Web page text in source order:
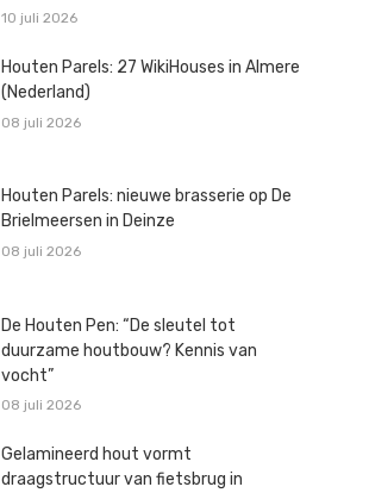
10 juli 2026
Houten Parels: 27 WikiHouses in Almere
(Nederland)
08 juli 2026
Houten Parels: nieuwe brasserie op De
Brielmeersen in Deinze
08 juli 2026
De Houten Pen: “De sleutel tot
duurzame houtbouw? Kennis van
vocht”
08 juli 2026
Gelamineerd hout vormt
draagstructuur van fietsbrug in